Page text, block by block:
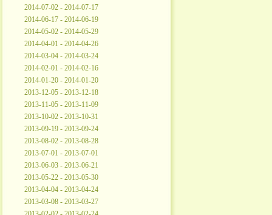
2014-07-02 - 2014-07-17
2014-06-17 - 2014-06-19
2014-05-02 - 2014-05-29
2014-04-01 - 2014-04-26
2014-03-04 - 2014-03-24
2014-02-01 - 2014-02-16
2014-01-20 - 2014-01-20
2013-12-05 - 2013-12-18
2013-11-05 - 2013-11-09
2013-10-02 - 2013-10-31
2013-09-19 - 2013-09-24
2013-08-02 - 2013-08-28
2013-07-01 - 2013-07-01
2013-06-03 - 2013-06-21
2013-05-22 - 2013-05-30
2013-04-04 - 2013-04-24
2013-03-08 - 2013-03-27